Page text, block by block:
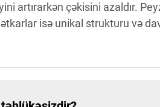
artırarkən çəkisini azaldır.
isə unikal strukturu və